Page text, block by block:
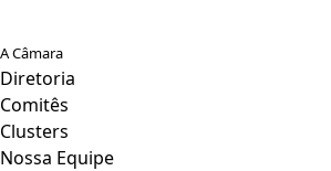
A Câmara
Diretoria
Comitês
Clusters
Nossa Equipe